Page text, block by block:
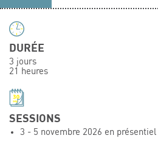
Equipe
Événements
DURÉE
3 jours
21 heures
SESSIONS
3 - 5 novembre 2026 en présentiel